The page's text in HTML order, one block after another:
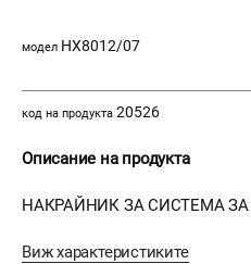
модел HX8012/07
код на продукта 20526
Описание на продукта
НАКРАЙНИК ЗА СИСТЕМА ЗА
Виж характеристиките